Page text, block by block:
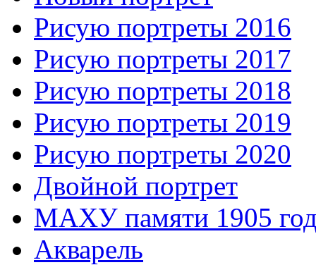
Рисую портреты 2016
Рисую портреты 2017
Рисую портреты 2018
Рисую портреты 2019
Рисую портреты 2020
Двойной портрет
МАХУ памяти 1905
Акварель